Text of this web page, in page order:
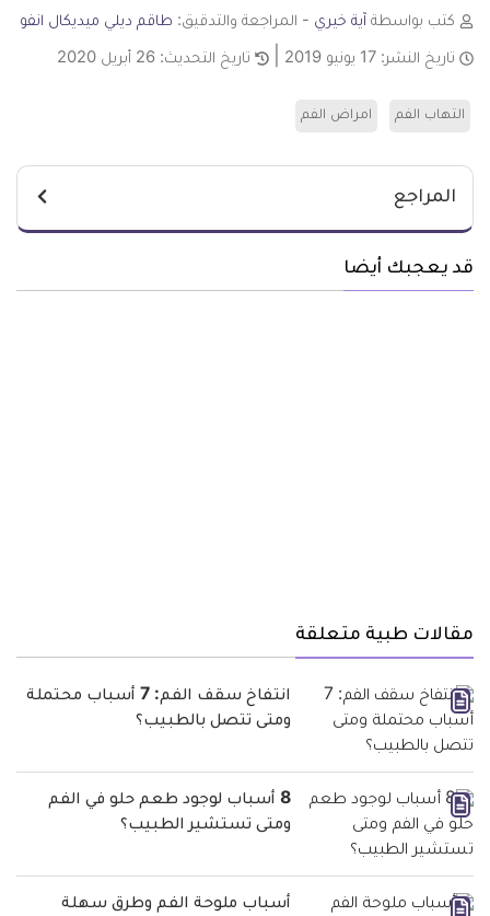
كتب بواسطة آية خيري - المراجعة والتدقيق: طاقم ديلي ميديكال انفو
تاريخ النشر: 17 يونيو 2019 تاريخ التحديث: 26 أبريل 2020
التهاب الفم امراض الفم
المراجع
قد يعجبك أيضا
مقالات طبية متعلقة
انتفاخ سقف الفم: 7 أسباب محتملة
ومتى تتصل بالطبيب؟
8 أسباب لوجود طعم حلو في الفم
ومتى تستشير الطبيب؟
أسباب ملوحة الفم وطرق سهلة